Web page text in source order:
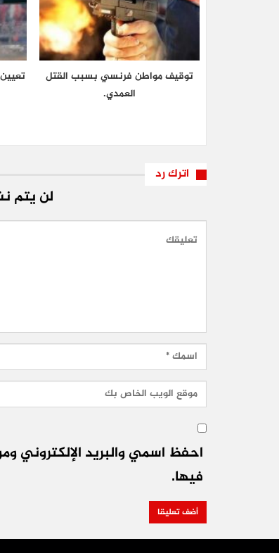
توقيف مواطن فرنسي بسبب القتل
العمدي.
اترك رد
لن يتم
احفظ اسمي والبريد الإلكتروني
فيها.